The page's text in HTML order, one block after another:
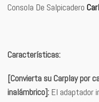
Consola De Salpicadero
Características:
[Convierta su Carplay por
inalámbrico]: El adaptador